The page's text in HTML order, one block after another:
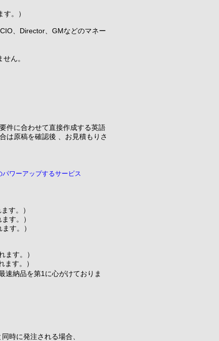
。）
、Director、GMなどのマネー
ん。
件に合わせて直接作成する英語
は原稿を確認後 、お見積もりさ
パワーアップするサービス
す。）
す。）
す。）
ます。）
す。）
速納品を第1に心がけておりま
時に発注される場合、